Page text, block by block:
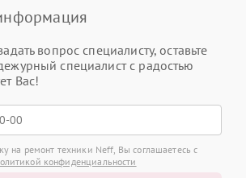
вопрос специалисту, оставьте
специалист с радостью
Вас!
на ремонт техники Neff, Вы соглашаетесь с
конфиденциальности